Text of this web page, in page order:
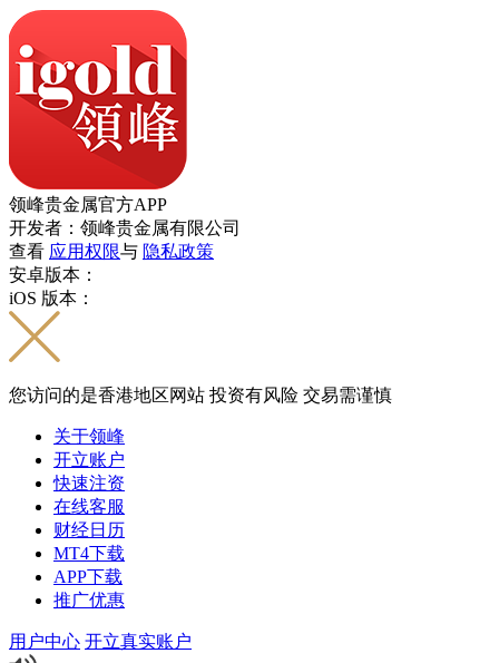
领峰贵金属官方APP
开发者：领峰贵金属有限公司
查看 应用权限与 隐私政策
安卓版本：
iOS 版本：
您访问的是香港地区网站 投资有风险 交易需谨慎
关于领峰
开立账户
快速注资
在线客服
财经日历
MT4下载
APP下载
推广优惠
用户中心 开立真实账户